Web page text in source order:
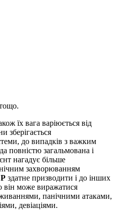
їх вага варіюється від
зберігається
до випадків з важким
повністю загальмована і
нагадує більше
захворюванням
здатне призводити і до інших
він може виражатися
панічними атаками,
девіаціями.